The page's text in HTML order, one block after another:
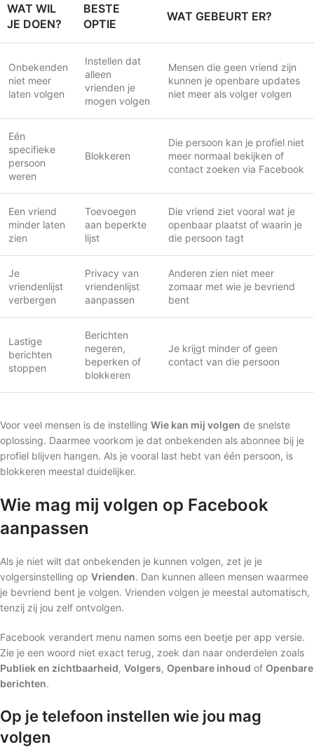
WAT WIL
JE DOEN?
BESTE
OPTIE
WAT GEBEURT ER?
Onbekenden
niet meer
laten volgen
Instellen dat
alleen
vrienden je
mogen volgen
Mensen die geen vriend zijn
kunnen je openbare updates
niet meer als volger volgen
Eén
specifieke
persoon
weren
Blokkeren
Die persoon kan je profiel niet
meer normaal bekijken of
contact zoeken via Facebook
Een vriend
minder laten
zien
Toevoegen
aan beperkte
lijst
Die vriend ziet vooral wat je
openbaar plaatst of waarin je
die persoon tagt
Je
vriendenlijst
verbergen
Privacy van
vriendenlijst
aanpassen
Anderen zien niet meer
zomaar met wie je bevriend
bent
Lastige
berichten
stoppen
Berichten
negeren,
beperken of
blokkeren
Je krijgt minder of geen
contact van die persoon
Voor veel mensen is de instelling Wie kan mij volgen de snelste
oplossing. Daarmee voorkom je dat onbekenden als abonnee bij je
profiel blijven hangen. Als je vooral last hebt van één persoon, is
blokkeren meestal duidelijker.
Wie mag mij volgen op Facebook
aanpassen
Als je niet wilt dat onbekenden je kunnen volgen, zet je je
volgersinstelling op Vrienden. Dan kunnen alleen mensen waarmee
je bevriend bent je volgen. Vrienden volgen je meestal automatisch,
tenzij zij jou zelf ontvolgen.
Facebook verandert menu namen soms een beetje per app versie.
Zie je een woord niet exact terug, zoek dan naar onderdelen zoals
Publiek en zichtbaarheid, Volgers, Openbare inhoud of Openbare
berichten.
Op je telefoon instellen wie jou mag
volgen